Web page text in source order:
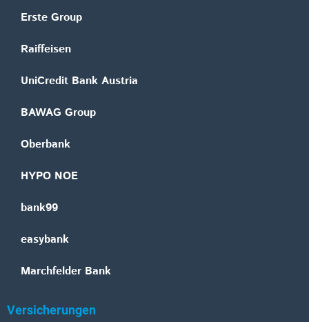
Erste Group
Raiffeisen
UniCredit Bank Austria
BAWAG Group
Oberbank
HYPO NOE
bank99
easybank
Marchfelder Bank
Versicherungen